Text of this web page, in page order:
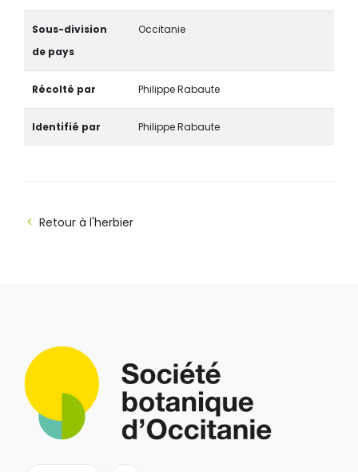
Sous-division
de pays
Occitanie
Récolté par Philippe Rabaute
Identifié par Philippe Rabaute
Retour à l'herbier